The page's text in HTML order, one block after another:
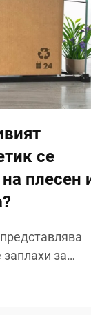
се
плесен
за
за